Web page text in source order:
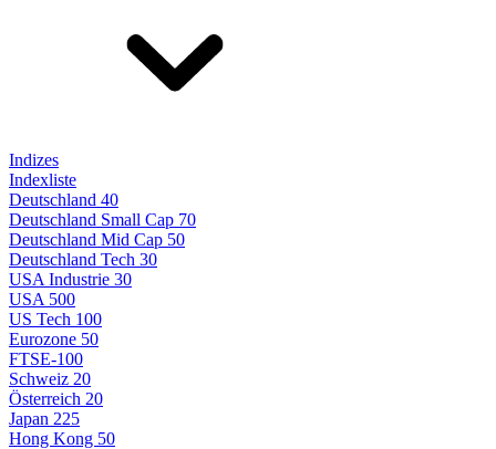
Indizes
Indexliste
Deutschland 40
Deutschland Small Cap 70
Deutschland Mid Cap 50
Deutschland Tech 30
USA Industrie 30
USA 500
US Tech 100
Eurozone 50
FTSE-100
Schweiz 20
Österreich 20
Japan 225
Hong Kong 50